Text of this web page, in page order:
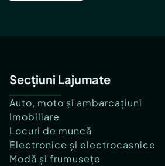
Secțiuni Lajumate
Auto, moto și ambarcațiuni
Imobiliare
Locuri de muncă
Electronice și electrocasnice
Modă și frumusețe